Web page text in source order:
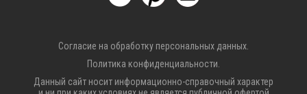
Согласие на обработку персональных данных.
Политика конфиденциальности.
Данный сайт носит информационно-справочный характер